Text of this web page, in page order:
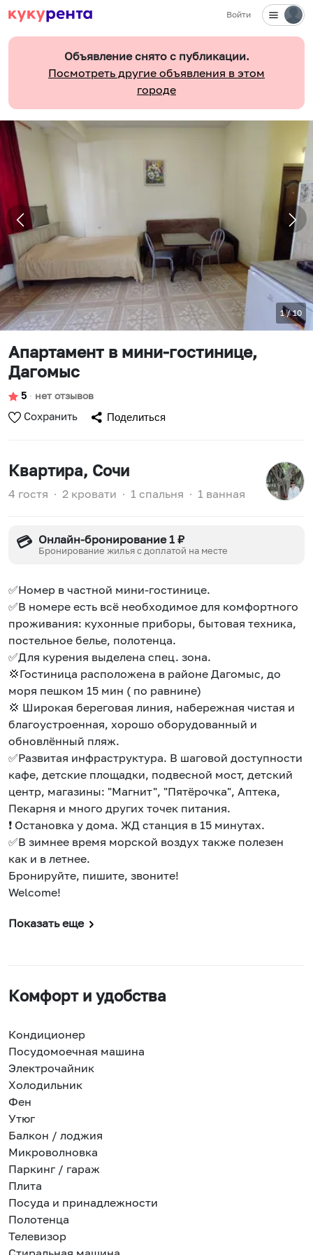
Войти
Объявление снято с публикации.
Посмотреть другие объявления в этом
городе
1/10
Апартамент в мини-гостинице,
Дагомыс
5 ∙ нет отзывов
Сохранить Поделиться
Квартира, Сочи
4 гостя ∙ 2 кровати ∙ 1 спальня ∙ 1 ванная
💳 Онлайн-бронирование 1 ₽
Бронирование жилья с доплатой на месте
✅Номер в частной мини-гостинице.
✅В номере есть всё необходимое для комфортного
проживания: кухонные приборы, бытовая техника,
постельное белье, полотенца.
✅Для курения выделена спец. зона.
💢Гостиница расположена в paйoне Дaгoмыc, до
моря пешкoм 15 мин ( по рaвнинe)
💢 Широкая бeрегoвая линия, набережная чистая и
благоустроенная, xоpошо обopудованный и
обновлённый пляж.
✅Развитая инфраструктура. В шаговой доступности
кaфе, детские площадки, подвесной мост, детский
центр, магазины: "Магнит", "Пятёрочка", Аптека,
Пекарня и много других точек питания.
❗ Остановка у дома. ЖД станция в 15 минутах.
✅В зимнее время морской воздух также полезен
как и в летнее.
Бронируйте, пишите, звоните!
Welcome!
Показать еще
Комфорт и удобства
Кондиционер
Посудомоечная машина
Электрочайник
Холодильник
Фен
Утюг
Балкон / лоджия
Микроволновка
Паркинг / гараж
Плита
Посуда и принадлежности
Полотенца
Телевизор